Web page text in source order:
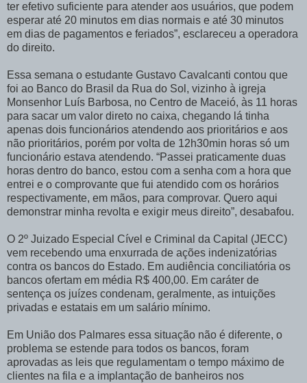
ter efetivo suficiente para atender aos usuários, que podem
esperar até 20 minutos em dias normais e até 30 minutos
em dias de pagamentos e feriados”, esclareceu a operadora
do direito.
Essa semana o estudante Gustavo Cavalcanti contou que
foi ao Banco do Brasil da Rua do Sol, vizinho à igreja
Monsenhor Luís Barbosa, no Centro de Maceió, às 11 horas
para sacar um valor direto no caixa, chegando lá tinha
apenas dois funcionários atendendo aos prioritários e aos
não prioritários, porém por volta de 12h30min horas só um
funcionário estava atendendo. “Passei praticamente duas
horas dentro do banco, estou com a senha com a hora que
entrei e o comprovante que fui atendido com os horários
respectivamente, em mãos, para comprovar. Quero aqui
demonstrar minha revolta e exigir meus direito”, desabafou.
O 2º Juizado Especial Cível e Criminal da Capital (JECC)
vem recebendo uma enxurrada de ações indenizatórias
contra os bancos do Estado. Em audiência conciliatória os
bancos ofertam em média R$ 400,00. Em caráter de
sentença os juízes condenam, geralmente, as intuições
privadas e estatais em um salário mínimo.
Em União dos Palmares essa situação não é diferente, o
problema se estende para todos os bancos, foram
aprovadas as leis que regulamentam o tempo máximo de
clientes na fila e a implantação de banheiros nos